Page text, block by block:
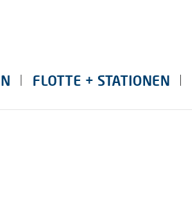
FLOTTE + STATIONEN